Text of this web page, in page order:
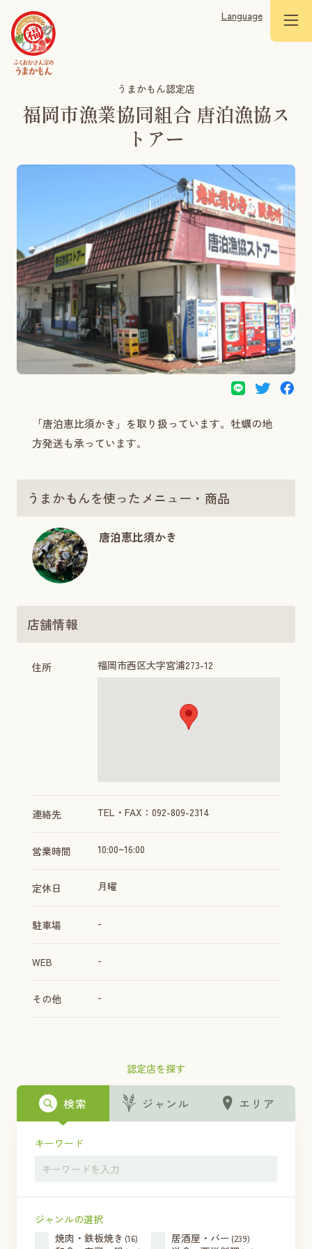
Language
うまかもん認定店
福岡市漁業協同組合 唐泊漁協ス
トアー
認定店を探す
検索 ジャンル エリア
キーワード
ジャンルの選択
焼肉・鉄板焼き (16) 居酒屋・バー (239)
「唐泊恵比須かき」を取り扱っています。牡蠣の地
方発送も承っています。
うまかもんを使ったメニュー・商品
唐泊恵比須かき
店舗情報
住所 福岡市西区大字宮浦273-12
連絡先 TEL・FAX：092-809-2314
営業時間 10:00~16:00
定休日 月曜
駐車場 -
WEB -
その他 -